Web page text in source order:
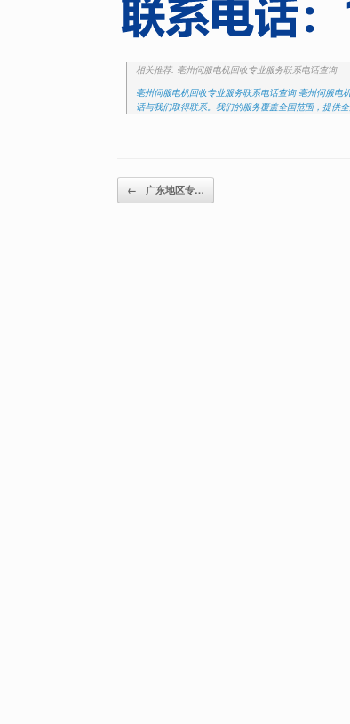
相关推荐: 亳州伺服电机回收专业服务联系电话查询
亳州伺服电机回收专业服务联系电话查询 亳州伺服
话与我们取得联系。我们的服务覆盖全国范围，提供
Post navigation
← 广东地区专…